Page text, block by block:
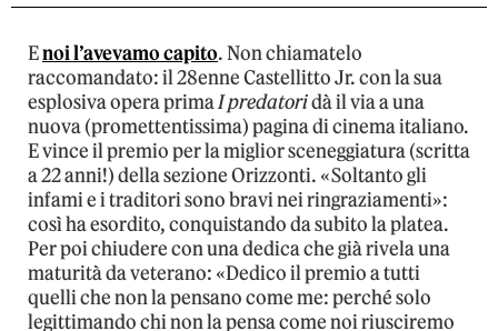
Enoi l’avevamo capito. Non chiamatelo
raccomandato: il 28enne Castellitto Jr. con la sua
esplosiva opera primaI predatoridà il via a una
nuova (promettentissima) pagina di cinema italiano.
E vince il premio per la miglior sceneggiatura (scritta
a 22 anni!) della sezione Orizzonti. «Soltanto gli
infami e i traditori sono bravi nei ringraziamenti»:
così ha esordito, conquistando da subito la platea.
Per poi chiudere con una dedica che già rivela una
maturità da veterano: «Dedico il premio a tutti
quelli che non la pensano come me: perché solo
legittimando chi non la pensa come noi riusciremo